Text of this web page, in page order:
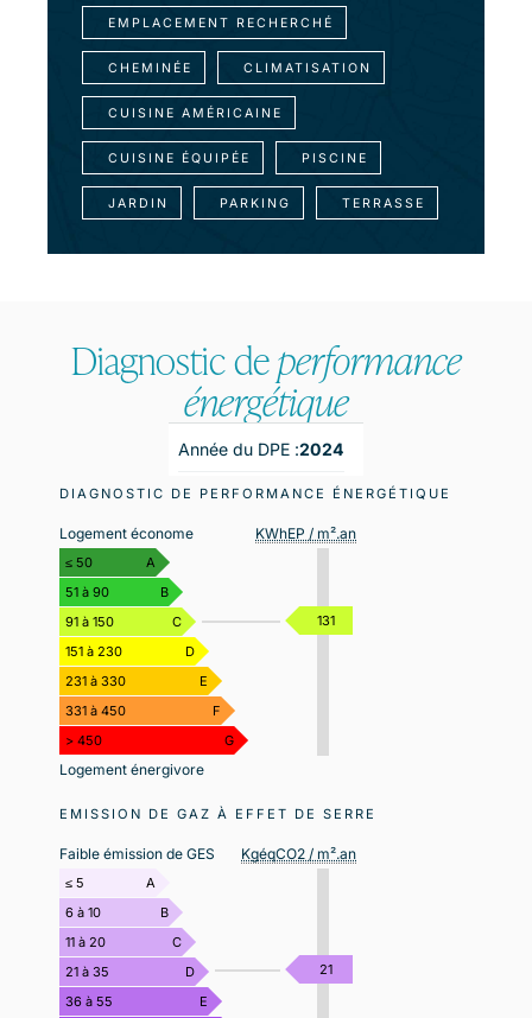
EMPLACEMENT RECHERCHÉ
CHEMINÉE CLIMATISATION
CUISINE AMÉRICAINE
CUISINE ÉQUIPÉE PISCINE
JARDIN PARKING TERRASSE
Diagnostic deperformance
énergétique
Année du DPE :2024
DIAGNOSTIC DE PERFORMANCE ÉNERGÉTIQUE
Logement économe KWhEP / m².an
≤ 50
A
51 à 90
B
91 à 150
C
151 à 230
D
231 à 330
E
331 à 450
F
> 450
G
131
Logement énergivore
EMISSION DE GAZ À EFFET DE SERRE
Faible émission de GES KgéqCO2 / m².an
≤ 5
A
6 à 10
B
11 à 20
C
21 à 35
D
36 à 55
E
21